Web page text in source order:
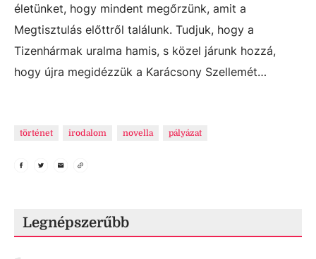
életünket, hogy mindent megőrzünk, amit a
Megtisztulás előttről találunk. Tudjuk, hogy a
Tizenhármak uralma hamis, s közel járunk hozzá,
hogy újra megidézzük a Karácsony Szellemét…
történet irodalom novella pályázat
Legnépszerűbb